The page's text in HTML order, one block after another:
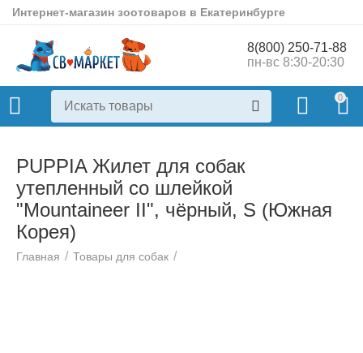
Интернет-магазин зоотоваров в Екатеринбурге
8(800) 250-71-88
пн-вс 8:30-20:30
0
PUPPIA Жилет для собак
утепленный со шлейкой
"Mountaineer II", чёрный, S (Южная
Корея)
Главная / Товары для собак /